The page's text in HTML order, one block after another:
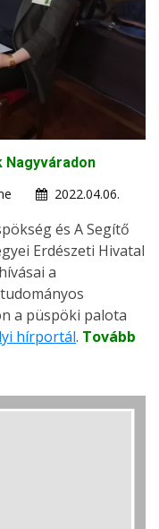
Nagyváradon
2022.04.06.
és A Segítő
Erdészeti Hivatal
a
a püspöki palota
hírportál. Tovább